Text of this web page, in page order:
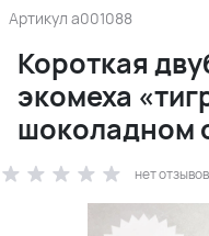
Артикул a001088
Короткая
экомеха
шоколадном
нет отзывов